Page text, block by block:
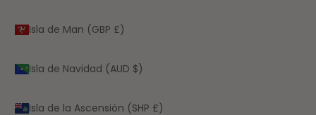
Isla de Man (GBP £)
Isla de Navidad (AUD $)
Isla de la Ascensión (SHP £)